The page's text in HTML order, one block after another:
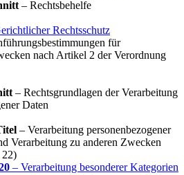
– Rechtsbehelfe
Rechtsschutz
für
nach Artikel 2 der Verordnung
– Rechtsgrundlagen der Verarbeitung
Daten
– Verarbeitung personenbezogener
Verarbeitung zu anderen Zwecken
22)
– Verarbeitung besonderer Kategorien